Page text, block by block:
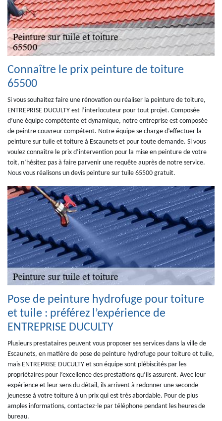
Connaître le prix peinture de toiture
65500
Si vous souhaitez faire une rénovation ou réaliser la peinture de toiture,
ENTREPRISE DUCULTY est l’interlocuteur pour tout projet. Composée
d’une équipe compétente et dynamique, notre entreprise est composée
de peintre couvreur compétent. Notre équipe se charge d’effectuer la
peinture sur tuile et toiture à Escaunets et pour toute demande. Si vous
voulez connaître le prix d’intervention pour la mise en peinture de votre
toit, n’hésitez pas à faire parvenir une requête auprès de notre service.
Nous vous réalisons un devis peinture sur tuile 65500 gratuit.
Pose de peinture hydrofuge pour toiture
et tuile : préférez l’expérience de
ENTREPRISE DUCULTY
Plusieurs prestataires peuvent vous proposer ses services dans la ville de
Escaunets, en matière de pose de peinture hydrofuge pour toiture et tuile,
mais ENTREPRISE DUCULTY et son équipe sont plébiscités par les
propriétaires pour l’excellence des prestations qu’ils assurent. Avec leur
expérience et leur sens du détail, ils arrivent à redonner une seconde
jeunesse à votre toiture à un prix qui est très abordable. Pour de plus
amples informations, contactez-le par téléphone pendant les heures de
bureau.